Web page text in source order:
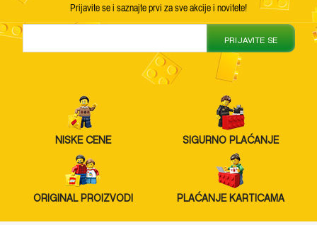
Prijavite se i saznajte prvi za sve akcije i novitete!
PRIJAVITE SE
NISKE CENE SIGURNO PLAĆANJE
ORIGINAL PROIZVODI PLAĆANJE KARTICAMA